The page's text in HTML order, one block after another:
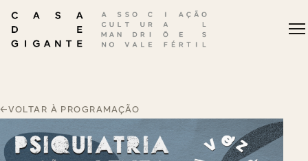
←VOLTAR À PROGRAMAÇÃO